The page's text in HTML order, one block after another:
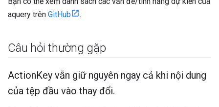
aquery trên GitHub .
Câu hỏi thường gặp
ActionKey vẫn giữ nguyên ngay cả khi nội dung
của tệp đầu vào thay đổi.